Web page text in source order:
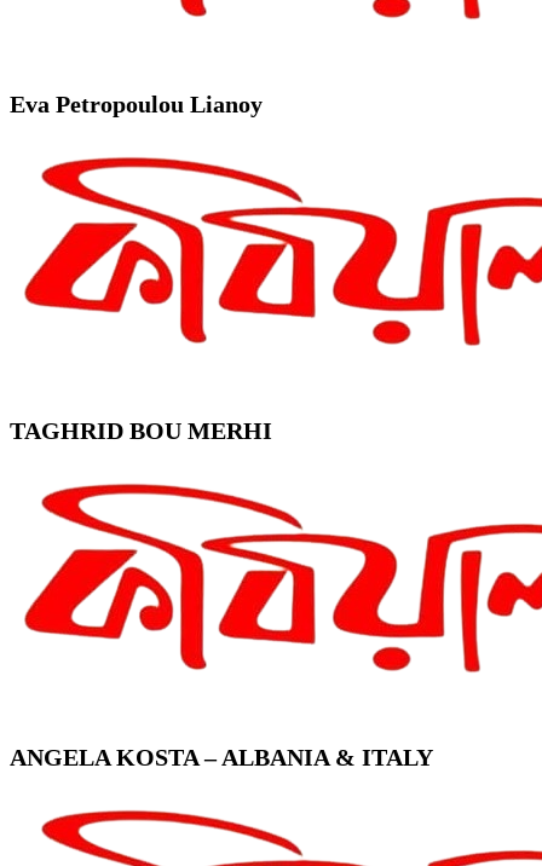
Eva Petropoulou Lianoy
TAGHRID BOU MERHI
ANGELA KOSTA – ALBANIA & ITALY